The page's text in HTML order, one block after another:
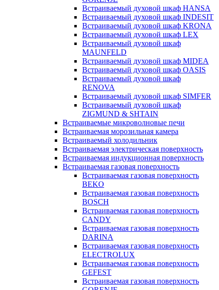
Встраиваемый духовой шкаф HANSA
Встраиваемый духовой шкаф INDESIT
Встраиваемый духовой шкаф KRONA
Встраиваемый духовой шкаф LEX
Встраиваемый духовой шкаф
MAUNFELD
Встраиваемый духовой шкаф MIDEA
Встраиваемый духовой шкаф OASIS
Встраиваемый духовой шкаф
RENOVA
Встраиваемый духовой шкаф SIMFER
Встраиваемый духовой шкаф
ZIGMUND & SHTAIN
Встраиваемые микроволновые печи
Встраиваемая морозильная камера
Встраиваемый холодильник
Встраиваемая электрическая поверхность
Встраиваемая индукционная поверхность
Встраиваемая газовая поверхность
Встраиваемая газовая поверхность
BEKO
Встраиваемая газовая поверхность
BOSCH
Встраиваемая газовая поверхность
CANDY
Встраиваемая газовая поверхность
DARINA
Встраиваемая газовая поверхность
ELECTROLUX
Встраиваемая газовая поверхность
GEFEST
Встраиваемая газовая поверхность